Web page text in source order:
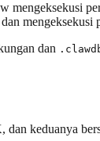
mengeksekusi
mengeksekusi
dan
keduanya